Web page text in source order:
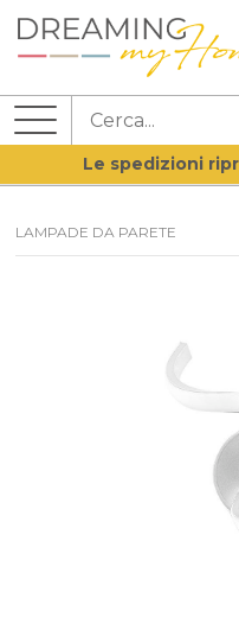
Le spedizioni
LAMPADE DA PARETE